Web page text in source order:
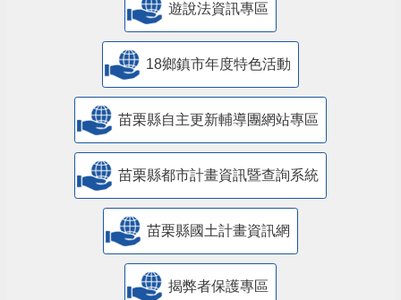
遊說法資訊專區
18鄉鎮市年度特色活動
苗栗縣自主更新輔導團網站專區
苗栗縣都市計畫資訊暨查詢系統
苗栗縣國土計畫資訊網
揭弊者保護專區